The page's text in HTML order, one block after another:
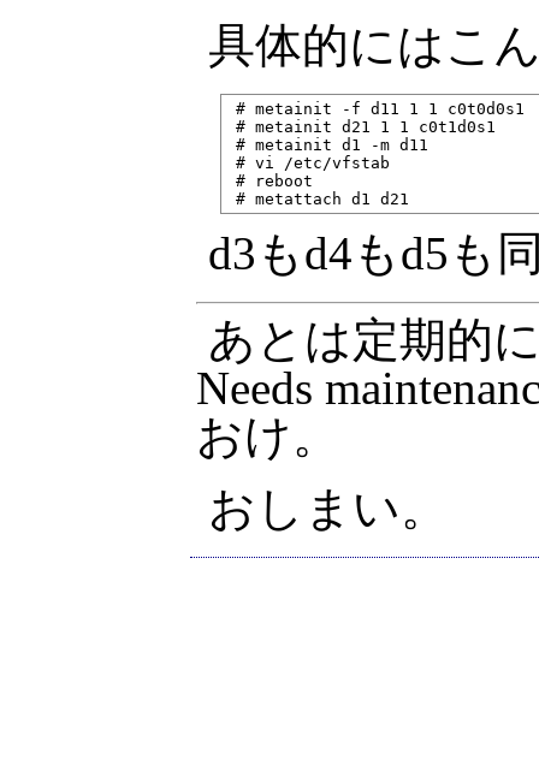
具体的にはこ
# metainit -f d11 1 1 c0t0d0s1
# metainit d21 1 1 c0t1d0s1
# metainit d1 -m d11
# vi /etc/vfstab
# reboot
d3もd4もd5も
あとは定期的
Needs
おけ。
おしまい。